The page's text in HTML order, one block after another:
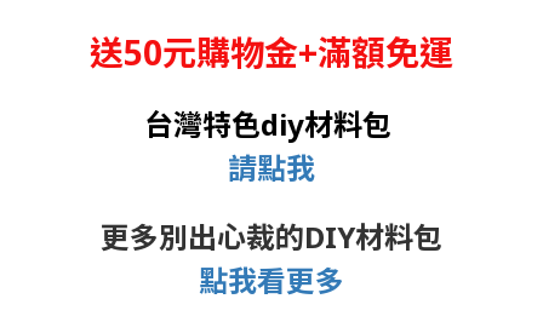
送50元購物金+滿額免運
台灣特色diy材料包
請點我
更多別出心裁的DIY材料包
點我看更多